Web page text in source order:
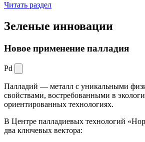
Читать раздел
Зеленые инновации
Новое применение палладия
Pd
Палладий — металл с уникальными
свойствами, востребованными в
ориентированных технологиях.
В Центре палладиевых технологий
два ключевых вектора: